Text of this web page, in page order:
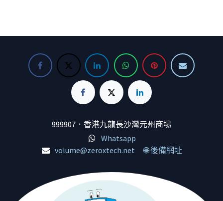
999907．香港九龍長沙灣元州商場
Whatsapp
volume@zeroxtech.net
🌐 後備網址